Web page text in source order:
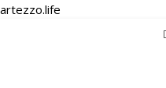
artezzo.life